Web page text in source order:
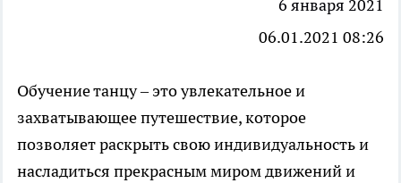
6 января 2021
06.01.2021 08:26
Обучение танцу– это увлекательное и
захватывающее путешествие, которое
позволяет раскрыть свою индивидуальность и
насладиться прекрасным миром движений и